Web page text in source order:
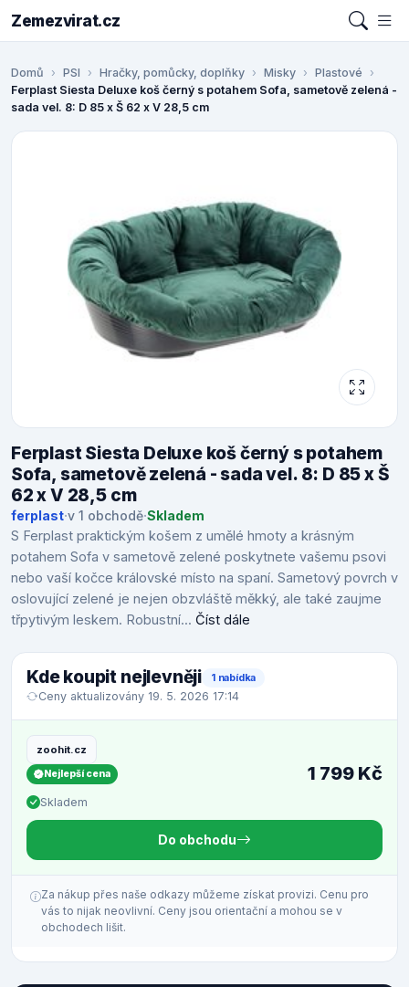
Zemezvirat.cz
Domů PSI Hračky, pomůcky, doplňky Misky
Plastové
Ferplast Siesta Deluxe koš černý s potahem Sofa, sametově zelená -
sada vel. 8: D 85 x Š 62 x V 28,5 cm
Ferplast Siesta Deluxe koš černý s potahem
Sofa, sametově zelená - sada vel. 8: D 85 x Š
62 x V 28,5 cm
ferplast·v 1 obchodě·Skladem
S Ferplast praktickým košem z umělé hmoty a krásným
potahem Sofa v sametově zelené poskytnete vašemu psovi
nebo vaší kočce královské místo na spaní. Sametový povrch v
oslovující zelené je nejen obzvláště měkký, ale také zaujme
třpytivým leskem. Robustní... Číst dále
Kde koupit nejlevněji 1 nabídka
Ceny aktualizovány 19. 5. 2026 17:14
zoohit.cz
Nejlepší cena
Skladem
1 799 Kč
Do obchodu
Za nákup přes naše odkazy můžeme získat provizi. Cenu pro
vás to nijak neovlivní. Ceny jsou orientační a mohou se v
obchodech lišit.